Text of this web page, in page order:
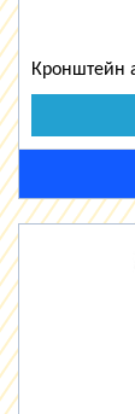
Кронштейн